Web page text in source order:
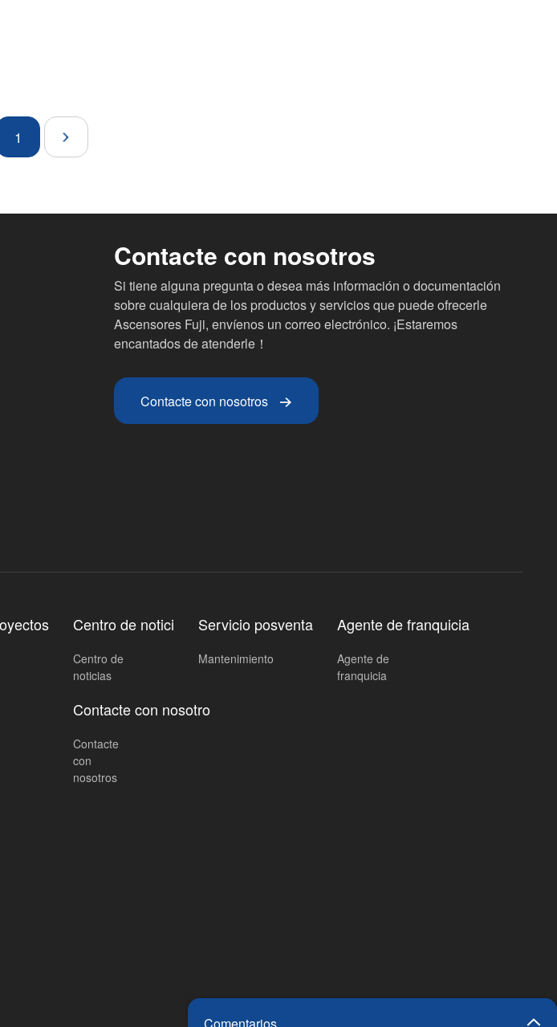
1
Contacte con nosotros
Si tiene alguna pregunta o desea más información o documentación
sobre cualquiera de los productos y servicios que puede ofrecerle
Ascensores Fuji, envíenos un correo electrónico. ¡Estaremos
encantados de atenderle！
Contacte con nosotros
Centro de notici
Centro de
noticias
Servicio posventa
Mantenimiento
Agente de franquicia
Agente de
franquicia
Contacte con nosotro
Contacte
con
nosotros